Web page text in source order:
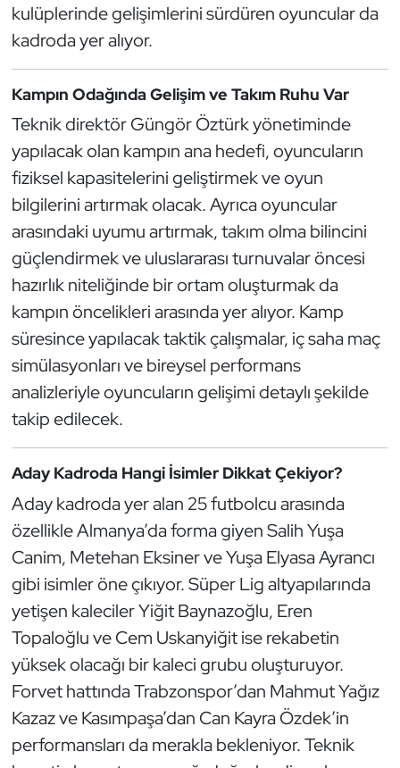
kulüplerinde gelişimlerini sürdüren oyuncular da
kadroda yer alıyor.
Kampın Odağında Gelişim ve Takım Ruhu Var
Teknik direktör Güngör Öztürk yönetiminde
yapılacak olan kampın ana hedefi, oyuncuların
fiziksel kapasitelerini geliştirmek ve oyun
bilgilerini artırmak olacak. Ayrıca oyuncular
arasındaki uyumu artırmak, takım olma bilincini
güçlendirmek ve uluslararası turnuvalar öncesi
hazırlık niteliğinde bir ortam oluşturmak da
kampın öncelikleri arasında yer alıyor. Kamp
süresince yapılacak taktik çalışmalar, iç saha maç
simülasyonları ve bireysel performans
analizleriyle oyuncuların gelişimi detaylı şekilde
takip edilecek.
Aday Kadroda Hangi İsimler Dikkat Çekiyor?
Aday kadroda yer alan 25 futbolcu arasında
özellikle Almanya’da forma giyen Salih Yuşa
Canim, Metehan Eksiner ve Yuşa Elyasa Ayrancı
gibi isimler öne çıkıyor. Süper Lig altyapılarında
yetişen kaleciler Yiğit Baynazoğlu, Eren
Topaloğlu ve Cem Uskanyiğit ise rekabetin
yüksek olacağı bir kaleci grubu oluşturuyor.
Forvet hattında Trabzonspor’dan Mahmut Yağız
Kazaz ve Kasımpaşa’dan Can Kayra Özdek’in
performansları da merakla bekleniyor. Teknik
Kick Boks
Kürek
Masa Tenisi
Modern Pentatlon
Motor Sporları
Muay Thai
Okçuluk
Optimist
Oryantiring
Paralimpik
Ragbi
Satranç
Su Topu
Sualtı Sporları
Tekvando
Tenis